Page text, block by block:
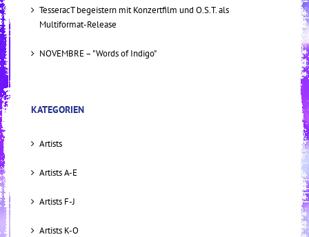
TesseracT begeistern mit Konzertfilm und O.S.T. als
Multiformat-Release
NOVEMBRE – "Words of Indigo"
KATEGORIEN
Artists
Artists A-E
Artists F-J
Artists K-O